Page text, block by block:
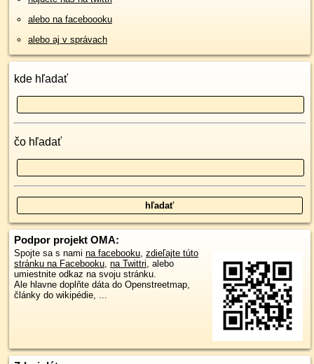
alebo na faceboooku
alebo aj v správach
kde hľadať
čo hľadať
Podpor projekt OMA:
Spojte sa s nami na facebooku, zdieľajte túto
stránku na Facebooku, na Twittri, alebo
umiestnite odkaz na svoju stránku.
Ale hlavne doplňte dáta do Openstreetmap,
články do wikipédie, ...